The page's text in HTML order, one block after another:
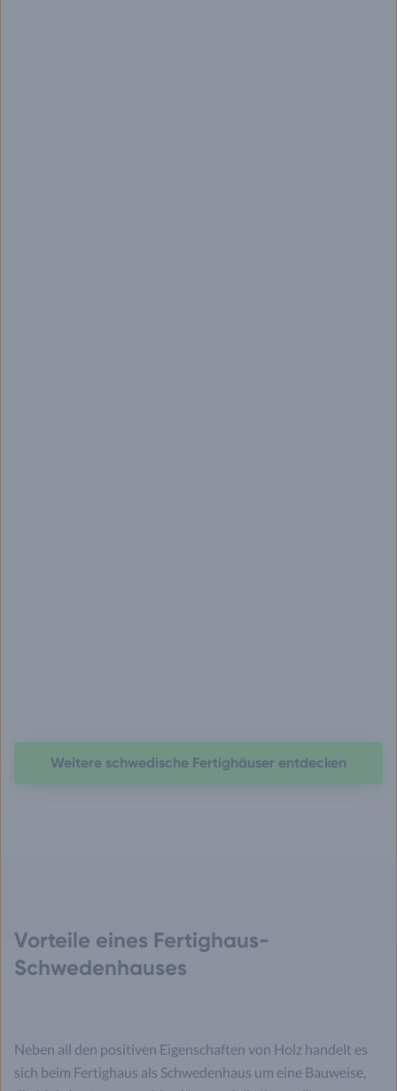
Weitere schwedische Fertighäuser entdecken
Vorteile eines Fertighaus-
Schwedenhauses
Neben all den positiven Eigenschaften von Holz handelt es
sich beim Fertighaus als Schwedenhaus um eine Bauweise,